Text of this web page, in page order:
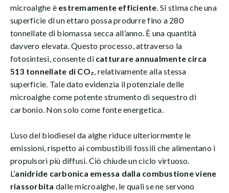
microalghe è estremamente efficiente . Si stima che una
superficie di un ettaro possa produrre fino a 280
tonnellate di biomassa secca all’anno. È una quantità
davvero elevata. Questo processo, attraverso la
fotosintesi, consente di catturare annualmente circa
513 tonnellate di CO₂ , relativamente alla stessa
superficie. Tale dato evidenzia il potenziale delle
microalghe come potente strumento di sequestro di
carbonio. Non solo come fonte energetica.
L’uso del biodiesel da alghe riduce ulteriormente le
emissioni, rispetto ai combustibili fossili che alimentano i
propulsori più diffusi. Ciò chiude un ciclo virtuoso.
L’anidride carbonica emessa dalla combustione viene
riassorbita dalle microalghe, le quali se ne servono